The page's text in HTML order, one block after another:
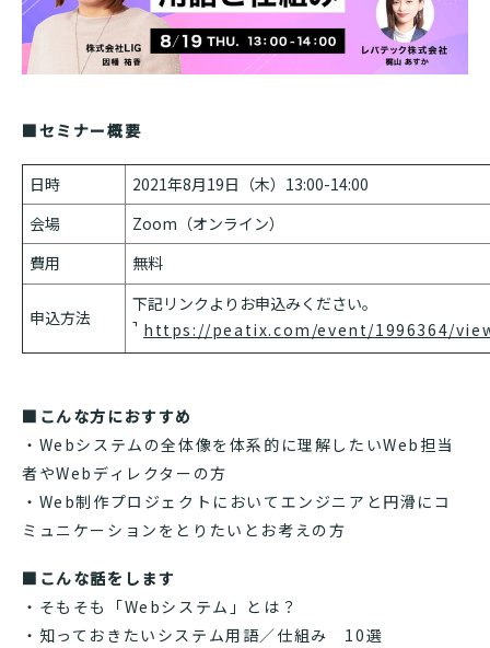
■セミナー概要
日時
2021年8月19日（木）13:00-14:00
会場
Zoom（オンライン）
費用
無料
申込方法
下記リンクよりお申込みください。
https://peatix.com/event/1996364/
■こんな方におすすめ
・Webシステムの全体像を体系的に理解したいWeb担当
者やWebディレクターの方
・Web制作プロジェクトにおいてエンジニアと円滑にコ
ミュニケーションをとりたいとお考えの方
■こんな話をします
・そもそも「Webシステム」とは？
・知っておきたいシステム用語／仕組み 10選